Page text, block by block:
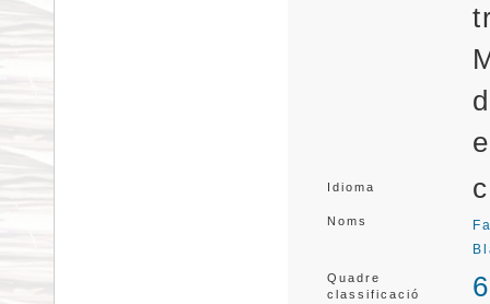
Idioma
Noms
Quadre
classificació